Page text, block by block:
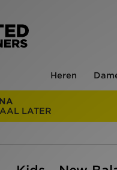
Heren
LATER